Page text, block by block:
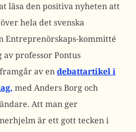
läsa den positiva nyheten att
hela det svenska
Entreprenörskaps-kommitté
professor Pontus
av endebattartikel i
med Anders Borg och
Att man ger
är ett gott tecken i